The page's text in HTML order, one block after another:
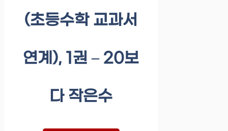
(초등수학 교과서
연계), 1권 – 20보
다 작은수